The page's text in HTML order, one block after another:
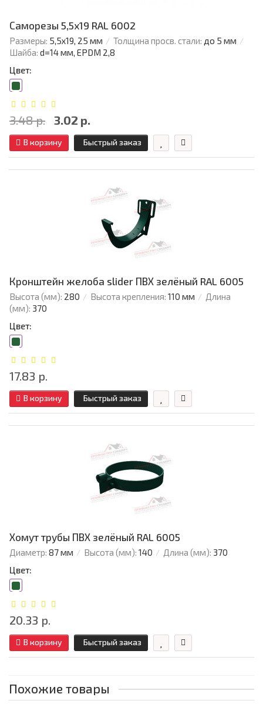
Саморезы 5,5х19 RAL 6002
Размеры: 5,5х19, 25 мм Толщина просв. стали: до 5 мм
Шайба: d=14 мм, EPDM 2,8
Цвет:
3.48 р. 3.02 р.
В корзину Быстрый заказ
Кронштейн желоба slider ПВХ зелёный RAL 6005
Высота (мм): 280 Высота крепления: 110 мм
Длина
(мм): 370
Цвет:
17.83 р.
В корзину Быстрый заказ
Хомут трубы ПВХ зелёный RAL 6005
Диаметр: 87 мм Высота (мм): 140 Длина (мм): 370
Цвет:
20.33 р.
В корзину Быстрый заказ
Похожие товары